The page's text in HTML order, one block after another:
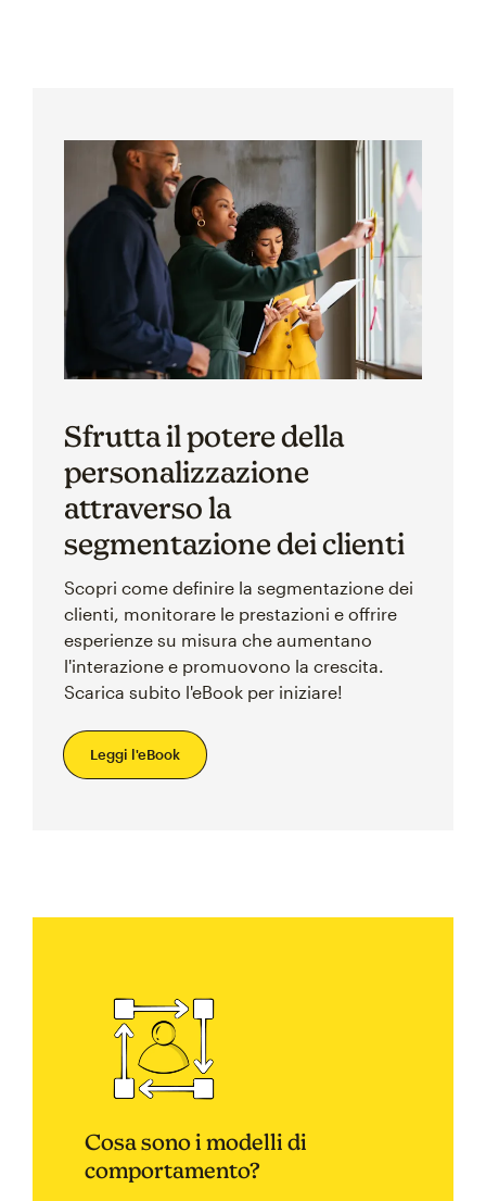
Sfrutta il potere della
personalizzazione
attraverso la
segmentazione dei clienti
Scopri come definire la segmentazione dei
clienti, monitorare le prestazioni e offrire
esperienze su misura che aumentano
l'interazione e promuovono la crescita.
Scarica subito l'eBook per iniziare!
Leggi l'eBook
Cosa sono i modelli di
comportamento?